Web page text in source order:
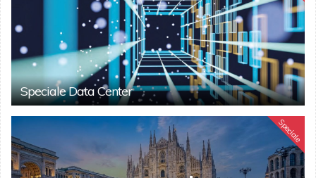
Speciale Data Center
Speciale